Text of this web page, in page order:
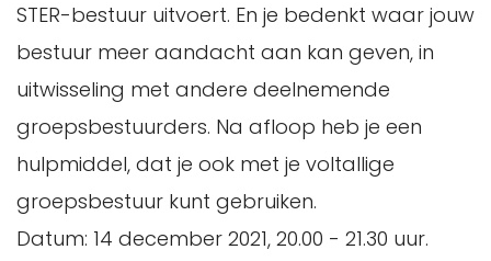
STER-bestuur uitvoert. En je bedenkt waar jouw
bestuur meer aandacht aan kan geven, in
uitwisseling met andere deelnemende
groepsbestuurders. Na afloop heb je een
hulpmiddel, dat je ook met je voltallige
groepsbestuur kunt gebruiken.
Datum: 14 december 2021, 20.00 - 21.30 uur.